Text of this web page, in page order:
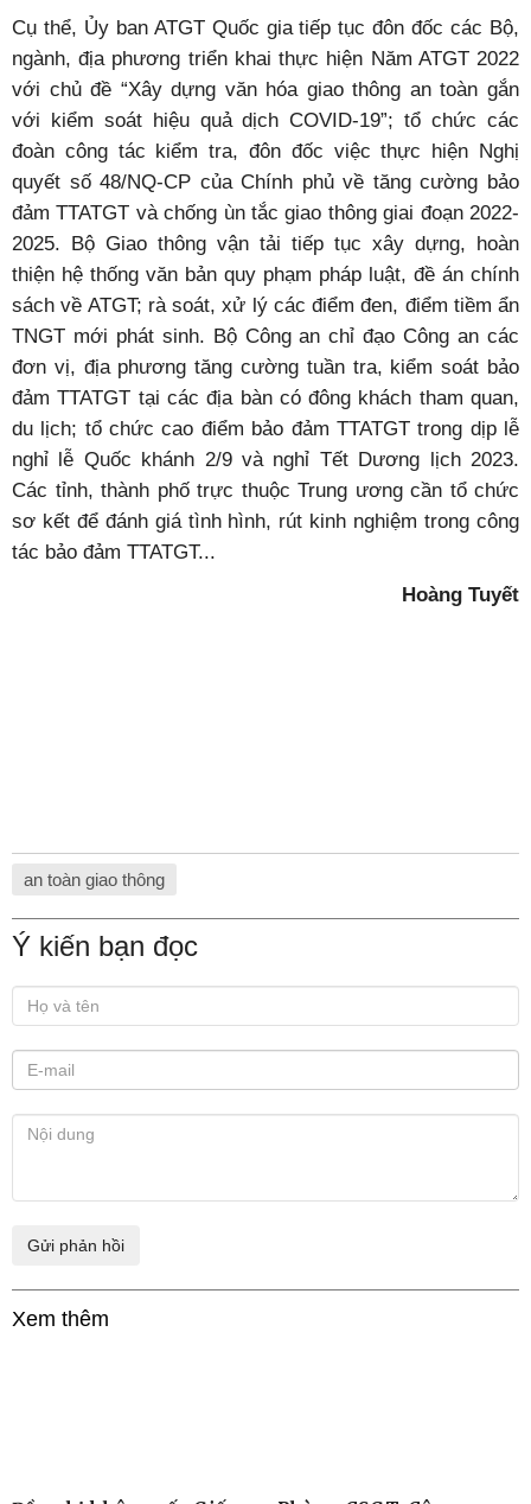
Cụ thể, Ủy ban ATGT Quốc gia tiếp tục đôn đốc các Bộ,
ngành, địa phương triển khai thực hiện Năm ATGT 2022
với chủ đề “Xây dựng văn hóa giao thông an toàn gắn
với kiểm soát hiệu quả dịch COVID-19”; tổ chức các
đoàn công tác kiểm tra, đôn đốc việc thực hiện Nghị
quyết số 48/NQ-CP của Chính phủ về tăng cường bảo
đảm TTATGT và chống ùn tắc giao thông giai đoạn 2022-
2025. Bộ Giao thông vận tải tiếp tục xây dựng, hoàn
thiện hệ thống văn bản quy phạm pháp luật, đề án chính
sách về ATGT; rà soát, xử lý các điểm đen, điểm tiềm ẩn
TNGT mới phát sinh. Bộ Công an chỉ đạo Công an các
đơn vị, địa phương tăng cường tuần tra, kiểm soát bảo
đảm TTATGT tại các địa bàn có đông khách tham quan,
du lịch; tổ chức cao điểm bảo đảm TTATGT trong dịp lễ
nghỉ lễ Quốc khánh 2/9 và nghỉ Tết Dương lịch 2023.
Các tỉnh, thành phố trực thuộc Trung ương cần tổ chức
sơ kết để đánh giá tình hình, rút kinh nghiệm trong công
tác bảo đảm TTATGT...
Hoàng Tuyết
an toàn giao thông
Ý kiến bạn đọc
Xem thêm